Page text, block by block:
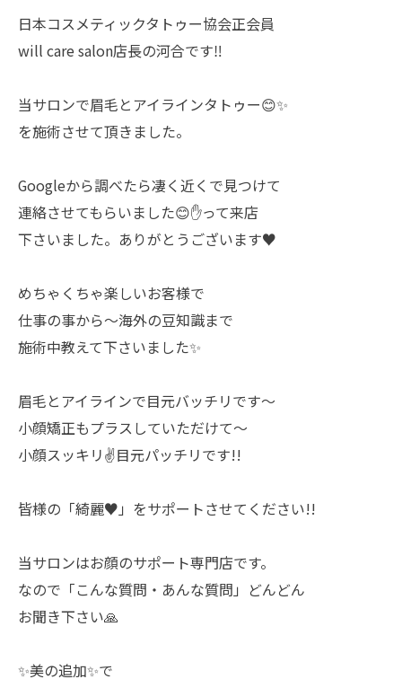
日本コスメティックタトゥー協会正会員
will care salon店長の河合です‼︎
当サロンで眉毛とアイラインタトゥー😊✨
を施術させて頂きました。
Googleから調べたら凄く近くで見つけて
連絡させてもらいました😊✋って来店
下さいました。ありがとうございます♥️
めちゃくちゃ楽しいお客様で
仕事の事から〜海外の豆知識まで
施術中教えて下さいました✨️
眉毛とアイラインで目元バッチリです〜
小顔矯正もプラスしていただけて〜
小顔スッキリ‪✌️目元パッチリです!!
皆様の「綺麗♥️」をサポートさせてください!!
当サロンはお顔のサポート専門店です。
なので「こんな質問・あんな質問」どんどん
お聞き下さい🙏
✨美の追加✨で